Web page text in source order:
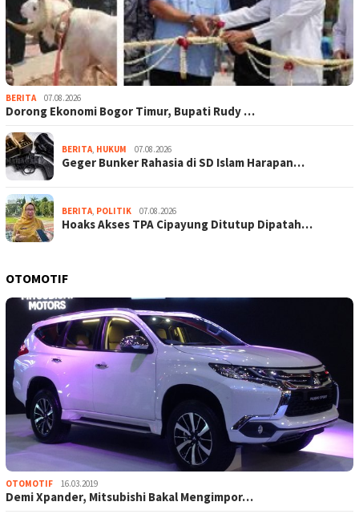
BERITA 07.08.2026
Dorong Ekonomi Bogor Timur, Bupati Rudy …
BERITA HUKUM 07.08.2026
Geger Bunker Rahasia di SD Islam Harapan…
BERITA POLITIK 07.08.2026
Hoaks Akses TPA Cipayung Ditutup Dipatah…
OTOMOTIF
OTOMOTIF 16.03.2019
Demi Xpander, Mitsubishi Bakal Mengimpor…